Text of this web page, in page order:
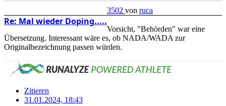
Re: Mal wieder Doping.....
3502 von ruca
Vorsicht, "Behörden" war eine
Übersetzung. Interessant wäre es, ob NADA/WADA zur
Originalbezeichnung passen würden.
Zitieren
31.01.2024, 18:43